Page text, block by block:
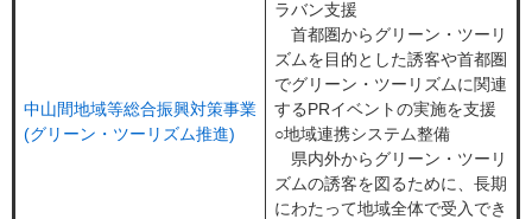
中山間地域等総合振興対策事業
(グリーン・ツーリズム推進)
ラバン支援
首都圏からグリーン・ツーリ
ズムを目的とした誘客や首都圏
でグリーン・ツーリズムに関連
するPRイベントの実施を支援
○地域連携システム整備
県内外からグリーン・ツーリ
ズムの誘客を図るために、長期
にわたって地域全体で受入でき